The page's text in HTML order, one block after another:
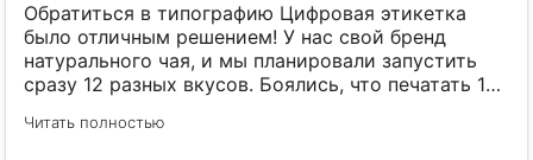
Обратиться в типографию Цифровая этикетка
было отличным решением! У нас свой бренд
натурального чая, и мы планировали запустить
сразу 12 разных вкусов. Боялись, что печатать 12
сумму. Наткнулась на рекламу Цифровая этикетка
Читать полностью